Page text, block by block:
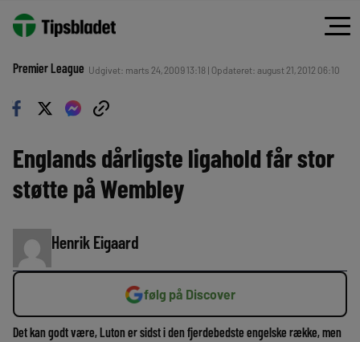
Premier League Udgivet: marts 24, 2009 13:18 | Opdateret: august 21, 2012 06:10
Englands dårligste ligahold får stor
støtte på Wembley
Henrik Eigaard
følg på Discover
Det kan godt være, Luton er sidst i den fjerdebedste engelske række, men